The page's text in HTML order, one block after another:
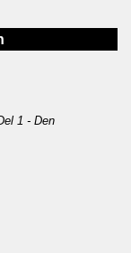
1 - Den